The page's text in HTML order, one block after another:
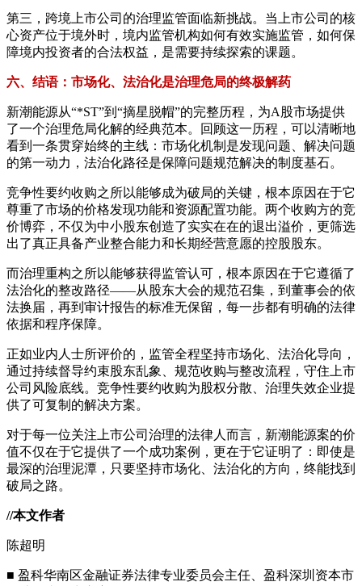
第三，跨境上市公司的治理监管面临新挑战。当上市公司的核
心资产位于境外时，境内监管机构如何有效实施监管，如何保
障境内投资者的合法权益，是需要持续探索的课题。
六、结语：市场化、法治化是治理危局的终极解药
新潮能源从“*ST”到“摘星脱帽”的完整历程，为A股市场提供
了一个治理危局化解的经典范本。回顾这一历程，可以清晰地
看到一条贯穿始终的主线：市场化机制是发现问题、解决问题
的第一动力，法治化路径是保障问题规范解决的制度基石。
竞争性要约收购之所以能够成为破局的关键，根本原因在于它
尊重了市场的价格发现功能和资源配置功能。两个收购方的竞
价博弈，不仅为中小股东创造了实实在在的退出溢价，更筛选
出了真正具备产业整合能力和长期经营意愿的控股股东。
而治理重构之所以能够获得监管认可，根本原因在于它遵循了
法治化的整改路径——从股东大会的规范召集，到董事会的依
法换届，再到审计报告的标准无保留，每一步都有明确的法律
依据和程序保障。
正如业内人士所评价的，监管全程坚持市场化、法治化导向，
通过持续督导约束股东乱象、规范收购与整改流程，守住上市
公司风险底线。竞争性要约收购为股权分散、治理失效企业提
供了可复制的解决方案。
对于每一位关注上市公司治理的法律人而言，新潮能源案的价
值不仅在于它提供了一个成功案例，更在于它证明了：即使是
最深的治理泥潭，只要坚持市场化、法治化的方向，终能找到
破局之路。
//本文作者
陈超明
■ 盈科华南区金融证券法律专业委员会主任、盈科深圳资本市